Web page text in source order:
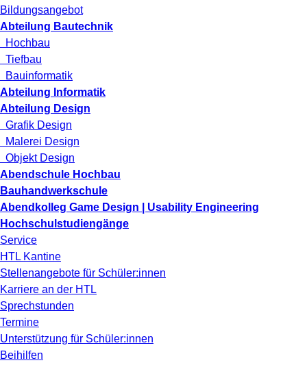
Bildungsangebot
Abteilung Bautechnik
Hochbau
Tiefbau
Bauinformatik
Abteilung Informatik
Abteilung Design
Grafik Design
Malerei Design
Objekt Design
Abendschule Hochbau
Bauhandwerkschule
Abendkolleg Game Design | Usability Engineering
Hochschulstudiengänge
Service
HTL Kantine
Stellenangebote für Schüler:innen
Karriere an der HTL
Sprechstunden
Termine
Unterstützung für Schüler:innen
Beihilfen